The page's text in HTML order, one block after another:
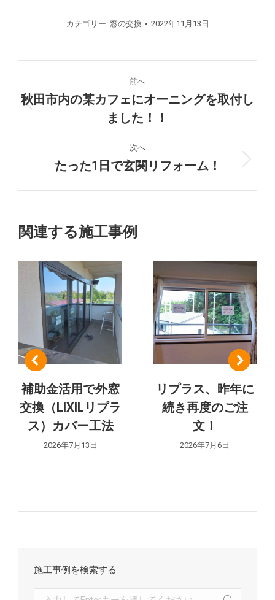
カテゴリー: 窓の交換 2022年11月13日
ロ
の
ナ
ー
シ
ョ
ン
前へ
の
ロ
ジ
秋田市内の某カフェにオーニングを取付し
ました！！
次へ
次
ジ
たった1日で玄関リフォーム！
関連する施工事例
補助金活用で外窓
交換（LIXILリプラ
ス）カバー工法
2026年7月13日
リプラス、昨年に
続き再度のご注
文！
2026年7月6日
施工事例を検索する